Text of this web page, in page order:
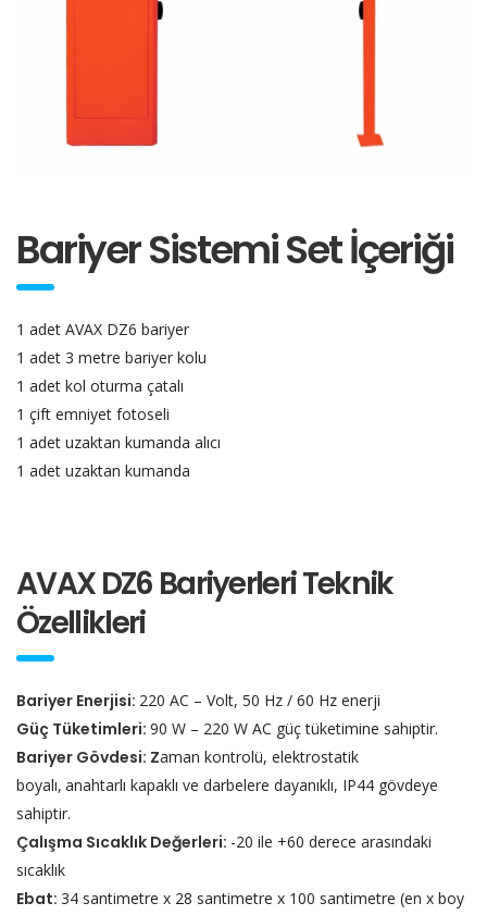
Bariyer Sistemi Set İçeriği
1 adet AVAX DZ6 bariyer
1 adet 3 metre bariyer kolu
1 adet kol oturma çatalı
1 çift emniyet fotoseli
1 adet uzaktan kumanda alıcı
1 adet uzaktan kumanda
AVAX DZ6 Bariyerleri Teknik
Özellikleri
Bariyer Enerjisi: 220 AC – Volt, 50 Hz / 60 Hz enerji
Güç Tüketimleri: 90 W – 220 W AC güç tüketimine sahiptir.
Bariyer Gövdesi: Zaman kontrolü, elektrostatik
boyalı, anahtarlı kapaklı ve darbelere dayanıklı, IP44 gövdeye
sahiptir.
Çalışma Sıcaklık Değerleri: -20 ile +60 derece arasındaki
sıcaklık
Ebat: 34 santimetre x 28 santimetre x 100 santimetre (en x boy